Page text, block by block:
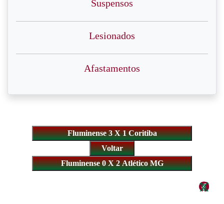
Suspensos
Lesionados
Afastamentos